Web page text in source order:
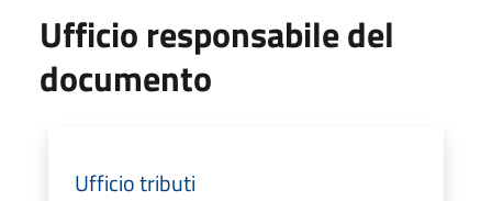
Ufficio responsabile del
documento
Ufficio tributi